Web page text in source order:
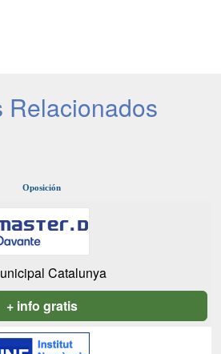
Relacionados
Oposición
Catalunya
+ info gratis